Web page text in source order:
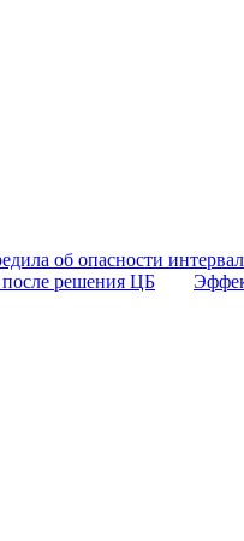
об опасности
решения ЦБ